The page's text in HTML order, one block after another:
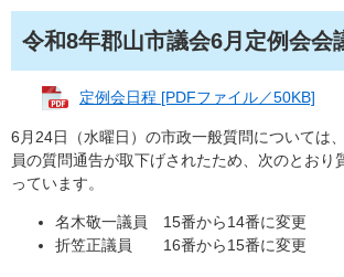
令和8年郡山市議会6月定例会会
定例会日程 [PDFファイル／50KB]
6月24日（水曜日）の市政一般質問については
員の質問通告が取下げされたため、次のとおり
っています。
名木敬一議員 15番から14番に変更
折笠正議員 16番から15番に変更